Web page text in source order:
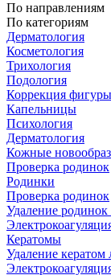
По направлениям
По категориям
Дерматология
Косметология
Трихология
Подология
Коррекция фигуры
Капельницы
Психология
Дерматология
Кожные
Проверка родинок
Родинки
Проверка родинок
Удаление родинок
Кератомы
Удаление кератом